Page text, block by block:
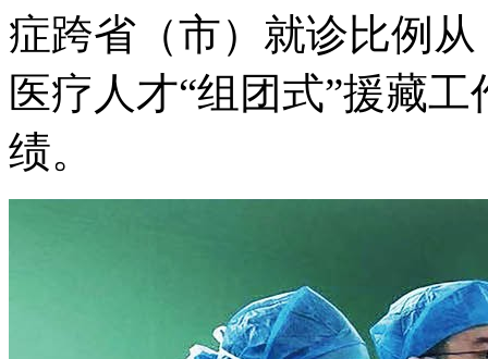
症跨省（市）就诊比例从
医疗人才“组团式”援藏
绩。